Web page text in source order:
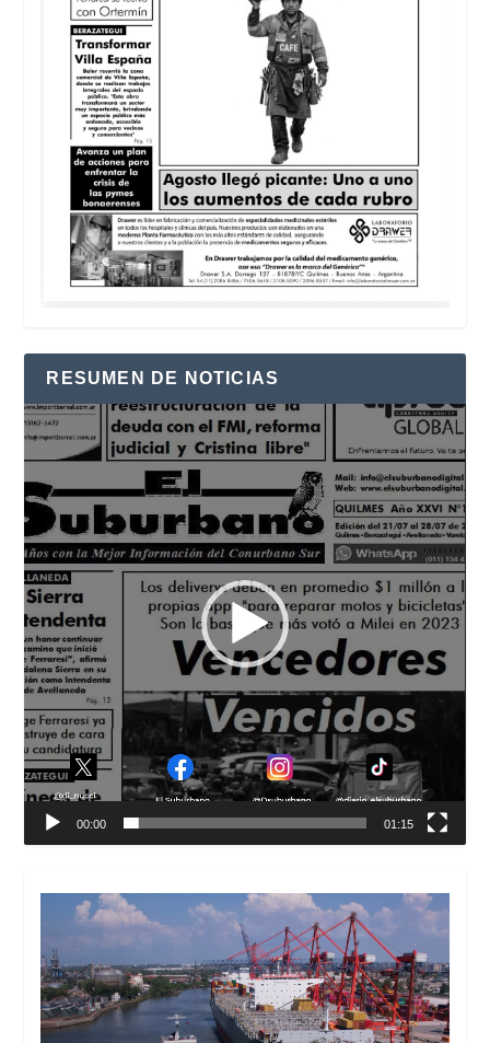
RESUMEN DE NOTICIAS
Reproductor
de
vídeo
00:00 01:15